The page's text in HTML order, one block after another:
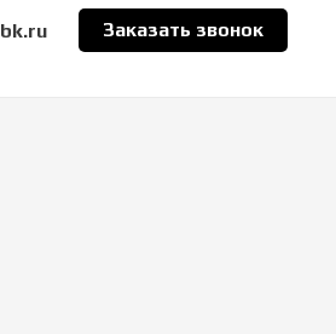
Заказать звонок